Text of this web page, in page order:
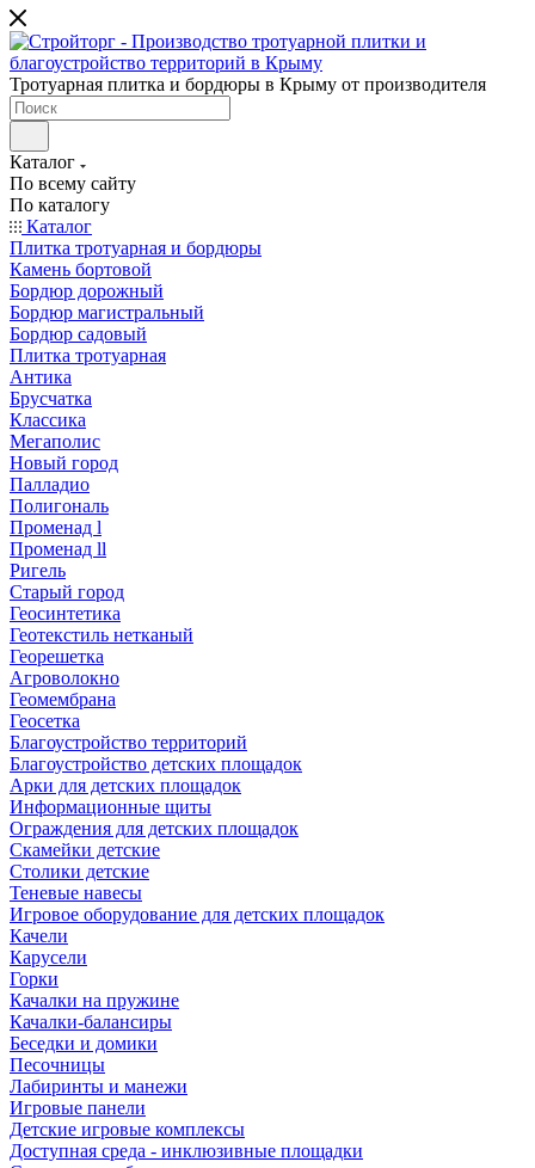
Тротуарная плитка и бордюры в Крыму от производителя
Каталог
По всему сайту
По каталогу
Каталог
Плитка тротуарная и бордюры
Камень бортовой
Бордюр дорожный
Бордюр магистральный
Бордюр садовый
Плитка тротуарная
Антика
Брусчатка
Классика
Мегаполис
Новый город
Палладио
Полигональ
Променад l
Променад ll
Ригель
Старый город
Геосинтетика
Геотекстиль нетканый
Георешетка
Агроволокно
Геомембрана
Геосетка
Благоустройство территорий
Благоустройство детских площадок
Арки для детских площадок
Информационные щиты
Ограждения для детских площадок
Скамейки детские
Столики детские
Теневые навесы
Игровое оборудование для детских площадок
Качели
Карусели
Горки
Качалки на пружине
Качалки-балансиры
Беседки и домики
Песочницы
Лабиринты и манежи
Игровые панели
Детские игровые комплексы
Доступная среда - инклюзивные площадки